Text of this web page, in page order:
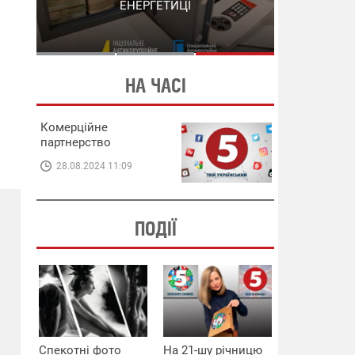
СХЕМИ В ЕНЕРГЕТИЦІ
ЕНЕРГЕТИЦІ
НА ЧАСІ
Комерційне
партнерство
28.08.2024 11:09
ПОДІЇ
Спекотні фото
На 21-шу річницю